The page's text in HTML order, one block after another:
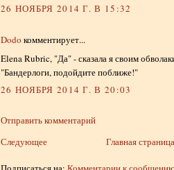
26 НОЯБРЯ 2014 Г. В 15:32
Dodo комментирует...
Elena Rubric, "Да" - сказала я своим
"Бандерлоги, подойдите поближе!"
26 НОЯБРЯ 2014 Г. В 20:03
Отправить комментарий
Следующее
Главная страница